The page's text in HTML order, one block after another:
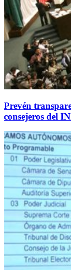
Prevén
consejeros del